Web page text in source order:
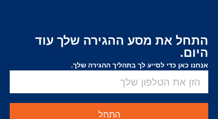
התחל את מסע ההגירה שלך עוד
היום.
אנחנו כאן כדי לסייע לך בתהליך ההגירה שלך.
התחל